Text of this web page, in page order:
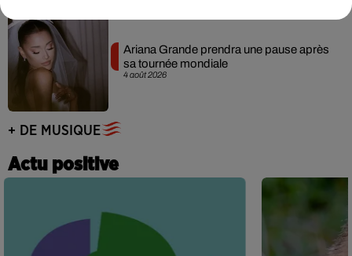
4 août 2026
Ariana Grande prendra une pause après
sa tournée mondiale
+ DE MUSIQUE
Actu positive